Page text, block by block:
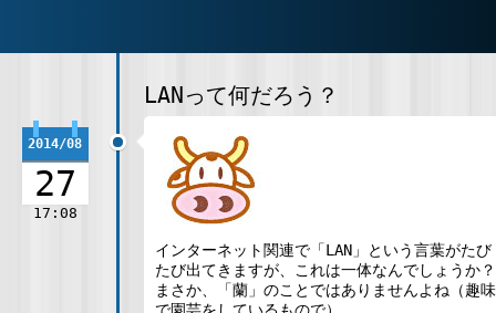
LANって何だろう？
2014/08
27
17:08
インターネット関連で「LAN」という言葉がたび
たび出てきますが、これは一体なんでしょうか？
まさか、「蘭」のことではありませんよね（趣味